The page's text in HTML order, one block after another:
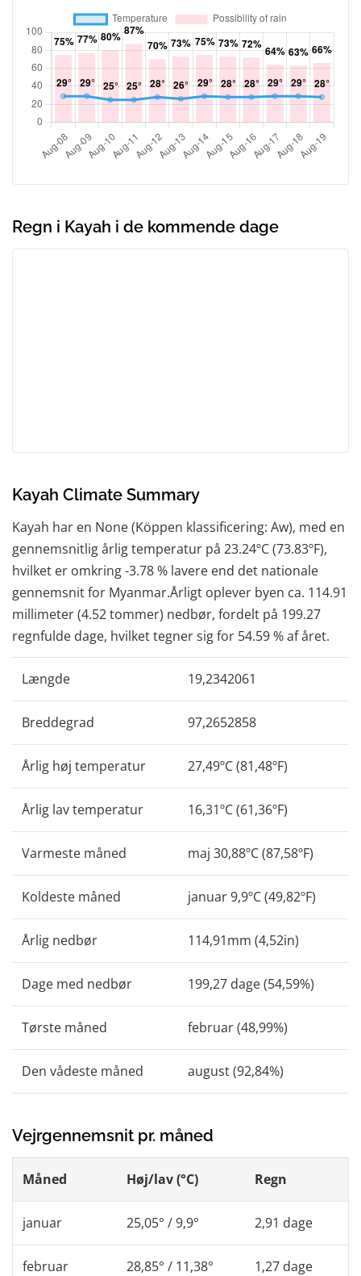
Regn i Kayah i de kommende dage
Kayah Climate Summary
Kayah har en None (Köppen klassificering: Aw), med en
gennemsnitlig årlig temperatur på 23.24ºC (73.83ºF),
hvilket er omkring -3.78 % lavere end det nationale
gennemsnit for Myanmar.Årligt oplever byen ca. 114.91
millimeter (4.52 tommer) nedbør, fordelt på 199.27
regnfulde dage, hvilket tegner sig for 54.59 % af året.
Længde 19,2342061
Breddegrad 97,2652858
Årlig høj temperatur 27,49ºC (81,48ºF)
Årlig lav temperatur 16,31ºC (61,36ºF)
Varmeste måned maj 30,88ºC (87,58ºF)
Koldeste måned januar 9,9ºC (49,82ºF)
Årlig nedbør 114,91mm (4,52in)
Dage med nedbør 199,27 dage (54,59%)
Tørste måned februar (48,99%)
Den vådeste måned august (92,84%)
Vejrgennemsnit pr. måned
Måned Høj/lav (°C) Regn
januar 25,05° / 9,9° 2,91 dage
februar 28,85° / 11,38° 1,27 dage